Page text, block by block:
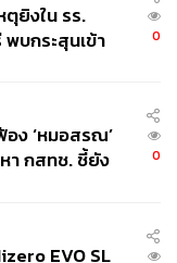
ยิงใน รร.
บกระสุนเข้า
0
ง ‘หมอสรณ’
า กสทช. ชี้ยัง
0
EVO SL